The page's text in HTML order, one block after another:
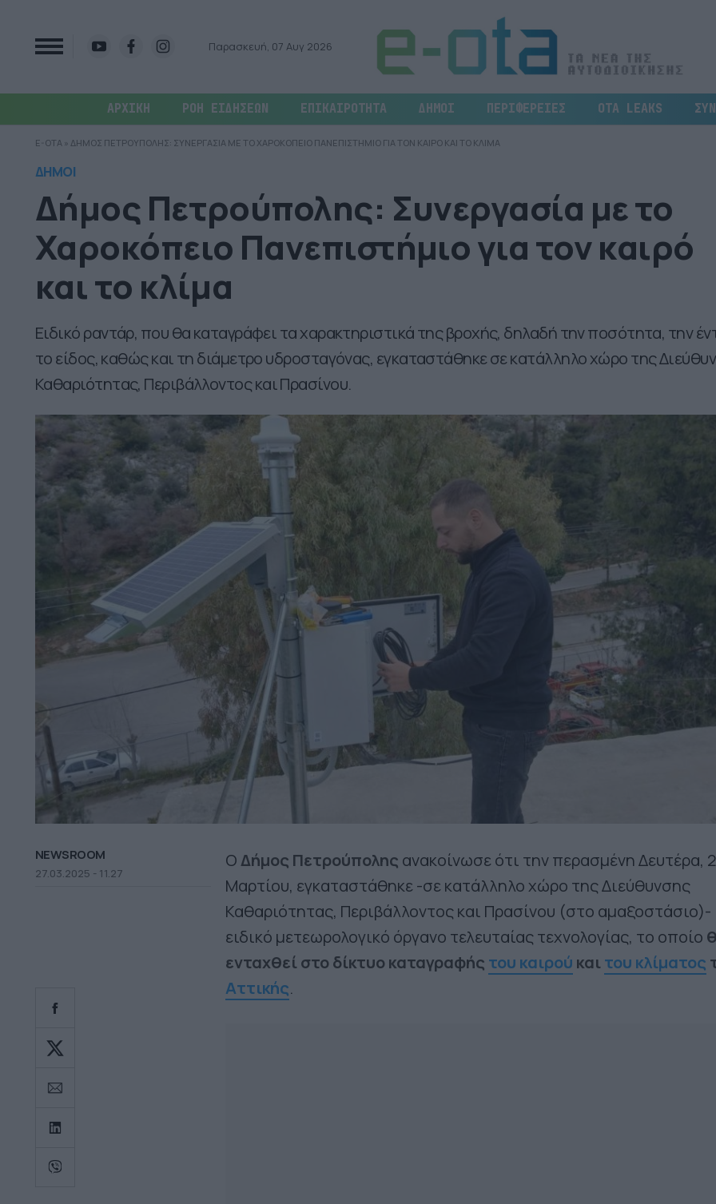
Παρασκευή, 07 Αυγ 2026
ΑΡΧΙΚΗ ΡΟΗ ΕΙΔΗΣΕΩΝ ΕΠΙΚΑΙΡΟΤΗΤΑ ΔΗΜΟΙ ΠΕΡΙΦΕΡΕΙΕΣ OTA LEAKS
E-OTA » ΔΗΜΟΣ ΠΕΤΡΟΥΠΟΛΗΣ: ΣΥΝΕΡΓΑΣΙΑ ΜΕ ΤΟ ΧΑΡΟΚΟΠΕΙΟ ΠΑΝΕΠΙΣΤΗΜΙΟ ΓΙΑ ΤΟΝ ΚΑΙΡΟ ΚΑΙ ΤΟ ΚΛΙΜΑ
ΔΗΜΟΙ
Δήμος Πετρούπολης: Συνεργασία με το
Χαροκόπειο Πανεπιστήμιο για τον καιρό
και το κλίμα
Ειδικό ραντάρ, που θα καταγράφει τα χαρακτηριστικά της βροχής, δηλαδή την ποσότητα, την
το είδος, καθώς και τη διάμετρο υδροσταγόνας, εγκαταστάθηκε σε κατάλληλο χώρο της
Καθαριότητας, Περιβάλλοντος και Πρασίνου.
NEWSROOM
27.03.2025 - 11.27
ΟΔήμος Πετρούπολης ανακοίνωσε ότι την περασμένη Δευτέρα,
Μαρτίου, εγκαταστάθηκε -σε κατάλληλο χώρο της Διεύθυνσης
Καθαριότητας, Περιβάλλοντος και Πρασίνου (στο αμαξοστάσιο)-
ειδικό μετεωρολογικό όργανο τελευταίας τεχνολογίας, το οποίο
ενταχθεί στο δίκτυο καταγραφής του καιρού καιτου κλίματος
Αττικής.